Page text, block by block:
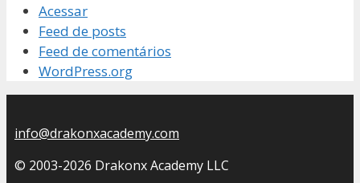
Acessar
Feed de posts
Feed de comentários
WordPress.org
info@drakonxacademy.com
© 2003-2026 Drakonx Academy LLC